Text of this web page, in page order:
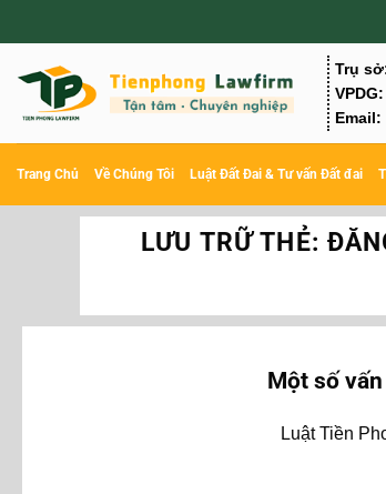
nội
dung
Trụ
VPDG:
Email:
Trang Chủ Về Chúng Tôi Luật Đất Đai & Tư vấn Đất đai
LƯU TRỮ THẺ:
Một số
Luật Tiền